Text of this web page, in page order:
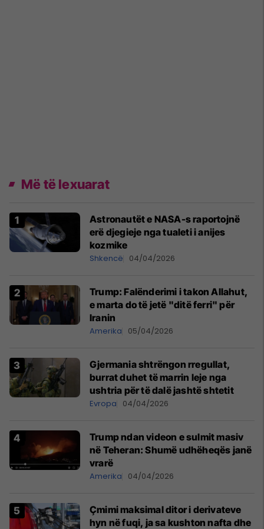
Më të lexuarat
Astronautët e NASA-s raportojnë
erë djegieje nga tualeti i anijes
kozmike
Shkencë 04/04/2026
Trump: Falënderimi i takon Allahut,
e marta do të jetë "ditë ferri" për
Iranin
Amerika 05/04/2026
Gjermania shtrëngon rregullat,
burrat duhet të marrin leje nga
ushtria për të dalë jashtë shtetit
Evropa 04/04/2026
Trump ndan videon e sulmit masiv
në Teheran: Shumë udhëheqës janë
vrarë
Amerika 04/04/2026
Çmimi maksimal ditor i derivateve
hyn në fuqi, ja sa kushton nafta dhe